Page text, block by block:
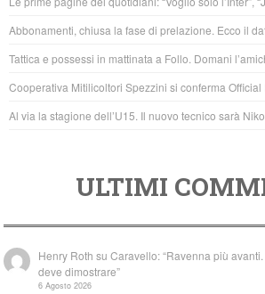
o
o
k
p
p
Abbonamenti, chiusa la fase di prelazione. Ecco il
Tattica e possessi in mattinata a Follo. Domani
Cooperativa Mitilicoltori Spezzini si conferma
Al via la stagione dell’U15. Il nuovo tecnico sarà
ULTIMI
Henry Roth suCaravello: “Ravenna più
deve dimostrare”
6 Agosto 2026